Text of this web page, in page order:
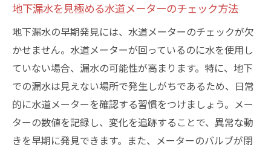
地下漏水修理のタイムリミット、迅速な対応が
求められる理由
地下漏水修理を急ぐべき理由
迅速な修理がもたらすコスト削減効果
漏水被害が拡大する前に知るべき兆候
修理の優先順位を決めるための判断基準
地下漏水修理のスケジューリングポイント
地下漏水を見極める水道メーターのチェック方法
地下漏水の早期発見には、水道メーターのチェックが欠
かせません。水道メーターが回っているのに水を使用し
ていない場合、漏水の可能性が高まります。特に、地下
での漏水は見えない場所で発生しがちであるため、日常
的に水道メーターを確認する習慣をつけましょう。メー
ターの数値を記録し、変化を追跡することで、異常な動
きを早期に発見できます。また、メーターのバルブが閉